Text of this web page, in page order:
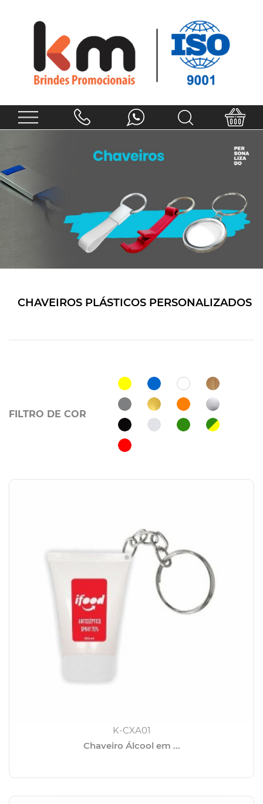
CHAVEIROS PLÁSTICOS PERSONALIZADOS
FILTRO DE COR
K-CXA01
Chaveiro Álcool em ...